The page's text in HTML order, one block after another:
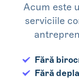
Acum este
serviciile
Fără
Fără